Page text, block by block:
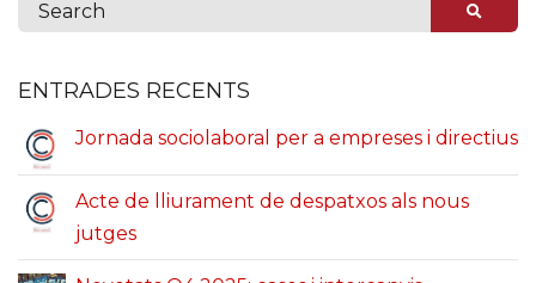
ENTRADES RECENTS
Jornada sociolaboral per a empreses i directius
Acte de lliurament de despatxos als nous
jutges